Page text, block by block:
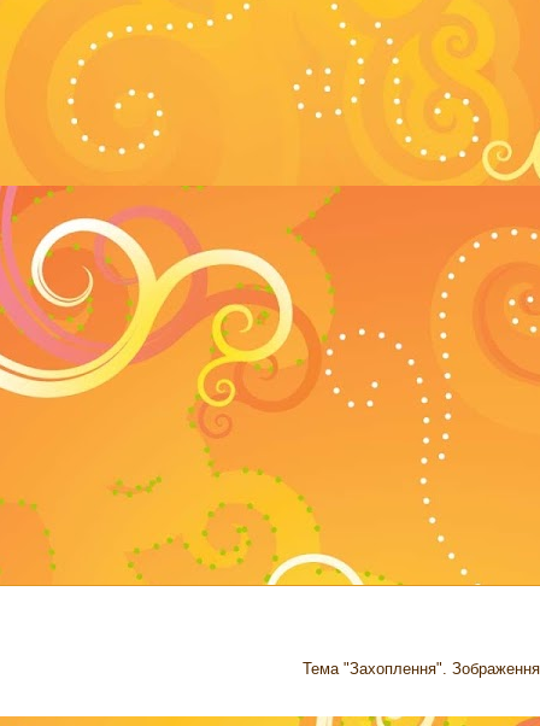
Тема "Захоплення".